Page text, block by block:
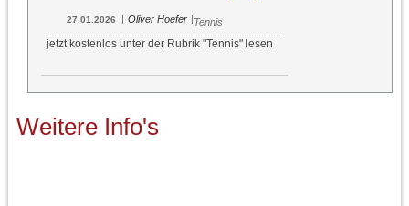
27.01.2026 | Oliver Hoefer |Tennis
jetzt kostenlos unter der Rubrik "Tennis" lesen
Weitere Info's